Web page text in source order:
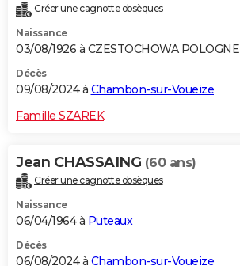
Créer une cagnotte obsèques
Naissance
03/08/1926 à CZESTOCHOWA POLOGNE
Décès
09/08/2024 à Chambon-sur-Voueize
Famille SZAREK
Jean CHASSAING (60 ans)
Créer une cagnotte obsèques
Naissance
06/04/1964 à Puteaux
Décès
06/08/2024 à Chambon-sur-Voueize